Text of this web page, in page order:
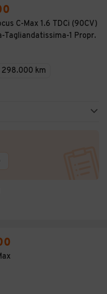
C-Max 1.6 TDCi (90CV)
1 Propr.
298.000 km